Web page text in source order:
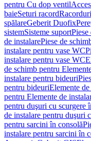
pentru Cu dop ventil
baieSeturi racord
spălareGeberit Duofix
sistemSisteme suportPiese
de instalarePiese de
instalare pentru vase WC
instalare pentru vase WC
de schimb pentru
instalare pentru bideuri
pentru bideuriElemente
pentru Elemente de
pentru duşuri cu scurgere
de instalare pentru duşuri
pentru sarcini în consolă
instalare pentru sarcini în